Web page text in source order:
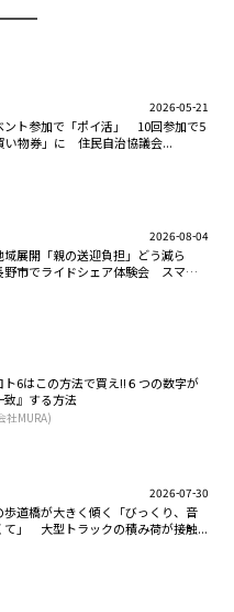
2026-05-21
ント参加で「ポイ活」 10回参加で5
い物券」に 住民自治協議会...
2026-08-04
域展開「親の送迎負担」どう減ら
市でライドシェア体験会 スマホ
ト6はこの方法で買え!!６つの数字が
致』する方法
社MURA)
2026-07-30
歩道橋が大きく傾く「びっくり、音
て」 大型トラックの積み荷が接触...